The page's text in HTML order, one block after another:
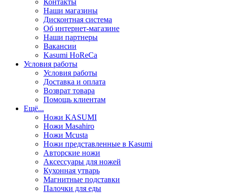
Наши магазины
Дисконтная система
Об интернет-магазине
Наши партнеры
Вакансии
Kasumi HoReCa
Условия работы
Условия работы
Доставка и оплата
Возврат товара
Помощь клиентам
Ещё...
Ножи KASUMI
Ножи Masahiro
Ножи Mcusta
Ножи представленные в Kasumi
Авторские ножи
Аксессуары для ножей
Кухонная утварь
Магнитные подставки
Палочки для еды